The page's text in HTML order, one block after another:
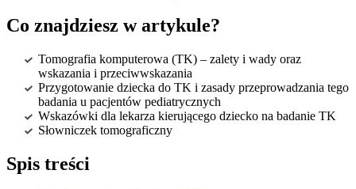
Co znajdziesz w artykule?
Tomografia komputerowa (TK) – zalety i wady oraz
wskazania i przeciwwskazania
Przygotowanie dziecka do TK i zasady przeprowadzania tego
badania u pacjentów pediatrycznych
Wskazówki dla lekarza kierującego dziecko na badanie TK
Słowniczek tomograficzny
Spis treści